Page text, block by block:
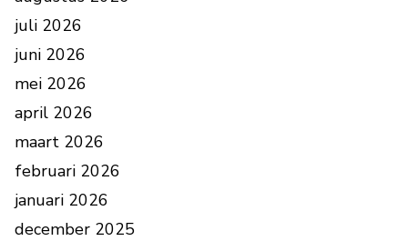
juli 2026
juni 2026
mei 2026
april 2026
maart 2026
februari 2026
januari 2026
december 2025